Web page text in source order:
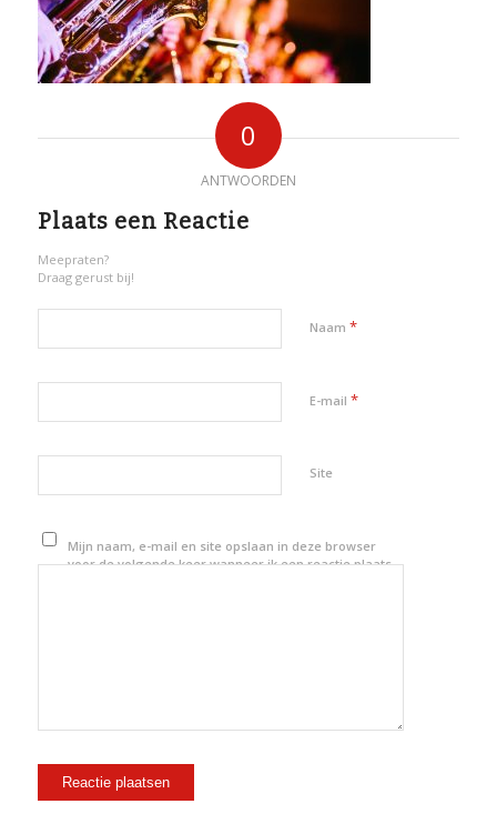
0
ANTWOORDEN
Plaats een Reactie
Meepraten?
Draag gerust bij!
Naam *
E-mail *
Site
Mijn naam, e-mail en site opslaan in deze browser
voor de volgende keer wanneer ik een reactie plaats.